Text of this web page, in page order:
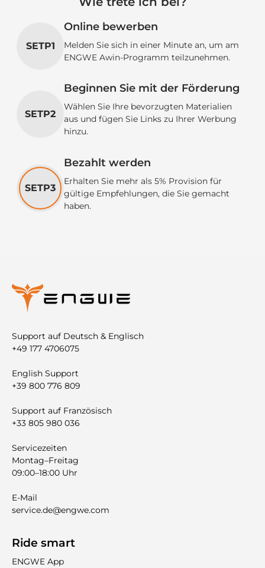
SETP1
Online bewerben
Melden Sie sich in einer Minute an, um am
ENGWE Awin-Programm teilzunehmen.
SETP2
Beginnen Sie mit der Förderung
Wählen Sie Ihre bevorzugten Materialien
aus und fügen Sie Links zu Ihrer Werbung
hinzu.
SETP3
Bezahlt werden
Erhalten Sie mehr als 5% Provision für
gültige Empfehlungen, die Sie gemacht
haben.
Support auf Deutsch & Englisch
+49 177 4706075
English Support
+39 800 776 809
Support auf Französisch
+33 805 980 036
Servicezeiten
Montag–Freitag
09:00–18:00 Uhr
E-Mail
service.de@engwe.com
Ride smart
ENGWE App